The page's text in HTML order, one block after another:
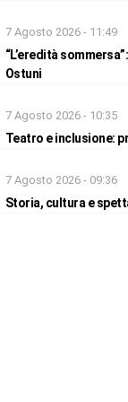
7 Agosto 2026 - 11:49
“L’eredità
Ostuni
7 Agosto 2026 - 10:35
Teatro e inclusione:
7 Agosto 2026 - 09:36
Storia, cultura e